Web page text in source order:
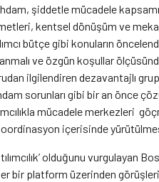
şiddetle mücadele
kentsel dönüşüm ve
bütçe gibi konuların
ve özgün koşullar
ilgilendiren dezavantajlı
sorunları gibi bir an önce
mücadele merkezleri
içerisinde
olduğunu vurgulayan
bir platform üzerinden